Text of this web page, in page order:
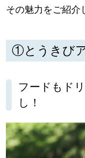
Sitakke編集部 IKU
【暮らしの知恵を身
【札幌のお気に入り
【道央のお気に入
【道北のお気に入り
【道東のお気に入
その魅力をご紹介
①とうきび
フードもド
し！